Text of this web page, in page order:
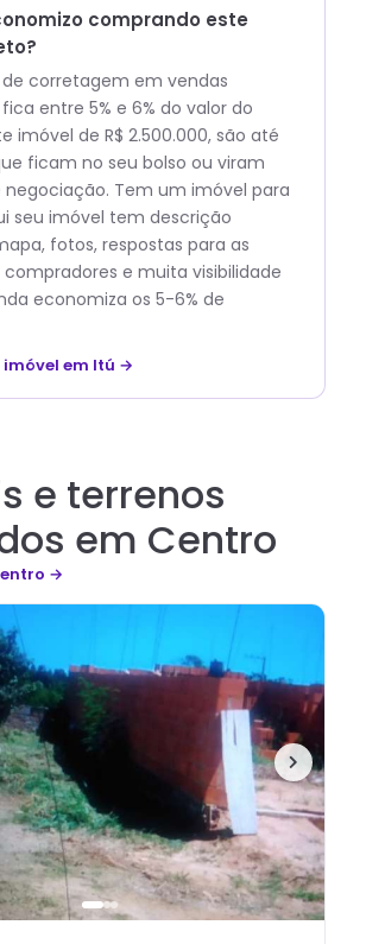
comprando este
corretagem em vendas
entre 5% e 6% do valor do
imóvel de R$ 2.500.000, são até
ficam no seu bolso ou viram
Tem um imóvel para
seu imóvel tem descrição
fotos, respostas para as
compradores e muita visibilidade
economiza os 5-6% de
imóvel em Itú →
e terrenos
em Centro
→